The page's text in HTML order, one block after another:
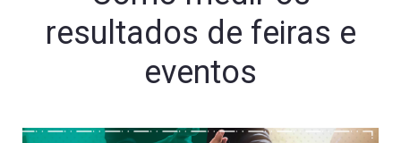
resultados de feiras e
eventos